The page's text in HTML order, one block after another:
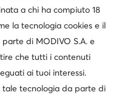
a chi ha compiuto 18
la tecnologia cookies e il
di MODIVO S.A. e
che tutti i contenuti
ai tuoi interessi.
tale tecnologia da parte di